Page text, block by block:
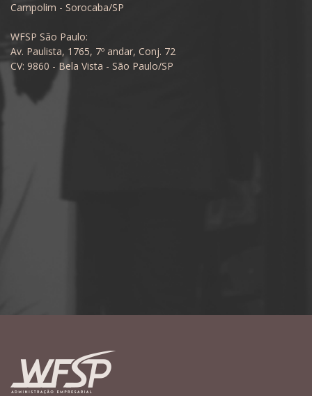
Campolim - Sorocaba/SP
WFSP São Paulo:
Av. Paulista, 1765, 7º andar, Conj. 72
CV: 9860 - Bela Vista - São Paulo/SP